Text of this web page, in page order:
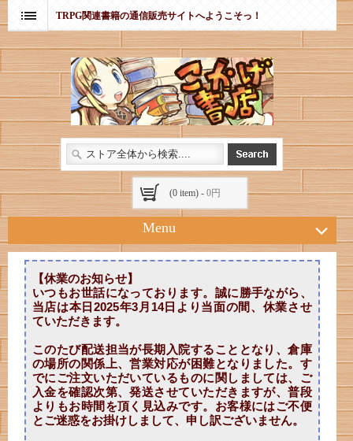
TRPG関連書籍の通信販売サイトへようこそっ！
(0 item) -0円
Menu
【休業のお知らせ】
いつもお世話になっております。誠に勝手ながら、
当店は本日2025年3月14日より当面の間、休業させ
ていただきます。
このたび配送担当が長期入院することとなり、倉庫
の場所の関係上、営業対応が困難となりました。す
でにご注文いただいているものに関しましては、ご
入金を確認次第、発送させていただきますが、普段
よりもお時間を頂く見込みです。お客様にはご不便
とご迷惑をお掛けしまして、申し訳ございません。